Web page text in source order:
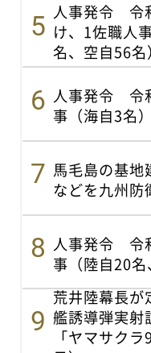
人事発令 令
け、1佐職人
名、空自56名）
人事発令 令
事（海自3名）
馬毛島の基地
などを九州防
人事発令 令
事（陸自20名
荒井陸幕長
艦誘導弾実射
「ヤマサク